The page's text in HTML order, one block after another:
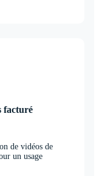
facturé
de vidéos de
un usage